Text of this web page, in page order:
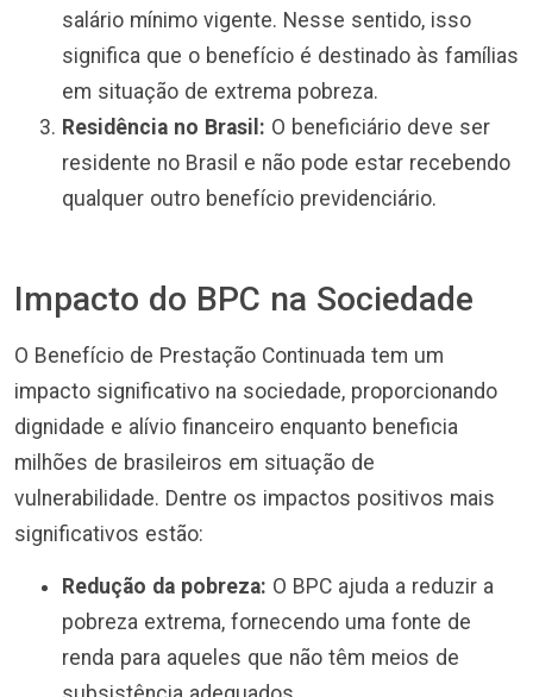
salário mínimo vigente. Nesse sentido, isso
significa que o benefício é destinado às famílias
em situação de extrema pobreza.
Residência no Brasil: O beneficiário deve ser
residente no Brasil e não pode estar recebendo
qualquer outro benefício previdenciário.
Impacto do BPC na Sociedade
O Benefício de Prestação Continuada tem um
impacto significativo na sociedade, proporcionando
dignidade e alívio financeiro enquanto beneficia
milhões de brasileiros em situação de
vulnerabilidade. Dentre os impactos positivos mais
significativos estão:
Redução da pobreza: O BPC ajuda a reduzir a
pobreza extrema, fornecendo uma fonte de
renda para aqueles que não têm meios de